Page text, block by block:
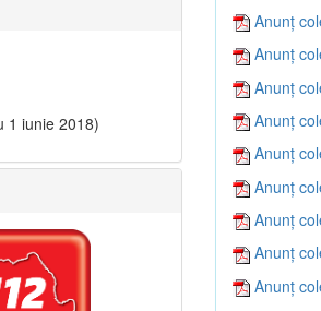
Anunț
Anunț
Anunț
Anunț
Anunț
Anunț
Anunț
Anunț
Anunț
1 iunie 2018)